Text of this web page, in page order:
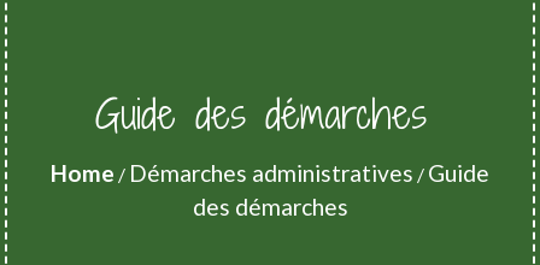
Guide des démarches
Home / Démarches administratives / Guide
des démarches